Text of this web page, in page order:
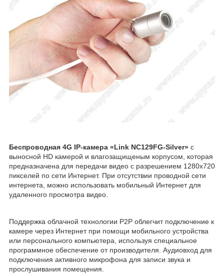
Беспроводная 4G IP-камера «Link NC129FG-Silver» с
выносной HD камерой и влагозащищеным корпусом, которая
предназначена для передачи видео с разрешением 1280х720
пикселей по сети Интернет. При отсутствии проводной сети
интернета, можно использовать мобильный Интернет для
удаленного просмотра видео.
Поддержка облачной технологии P2P облегчит подключение к
камере через Интернет при помощи мобильного устройства
или персонального компьютера, используя специальное
программное обеспечение от производителя. Аудиовход для
подключения активного микрофона для записи звука и
прослушивания помещения.